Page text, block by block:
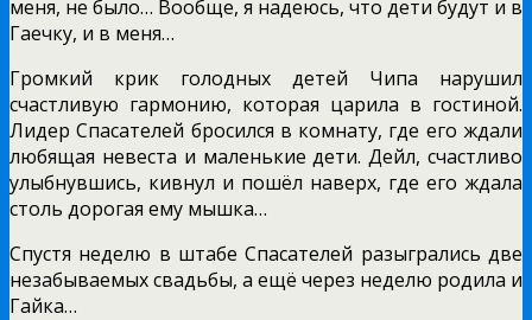
меня, не было… Вообще, я надеюсь, что дети будут и в
Гаечку, и в меня…
Громкий крик голодных детей Чипа нарушил
счастливую гармонию, которая царила в гостиной.
Лидер Спасателей бросился в комнату, где его ждали
любящая невеста и маленькие дети. Дейл, счастливо
улыбнувшись, кивнул и пошёл наверх, где его ждала
столь дорогая ему мышка…
Спустя неделю в штабе Спасателей разыгрались две
незабываемых свадьбы, а ещё через неделю родила и
Гайка…